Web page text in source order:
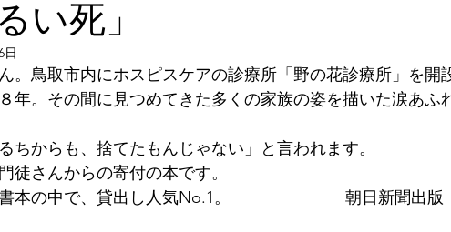
い死」
日
。鳥取市内にホスピスケアの診療所「野の花診療所」を開
年。その間に見つめてきた多くの家族の姿を描いた涙あふ
ちからも、捨てたもんじゃない」と言われます。
徒さんからの寄付の本です。
本の中で、貸出し人気No.1。　　　　　　　朝日新聞出版